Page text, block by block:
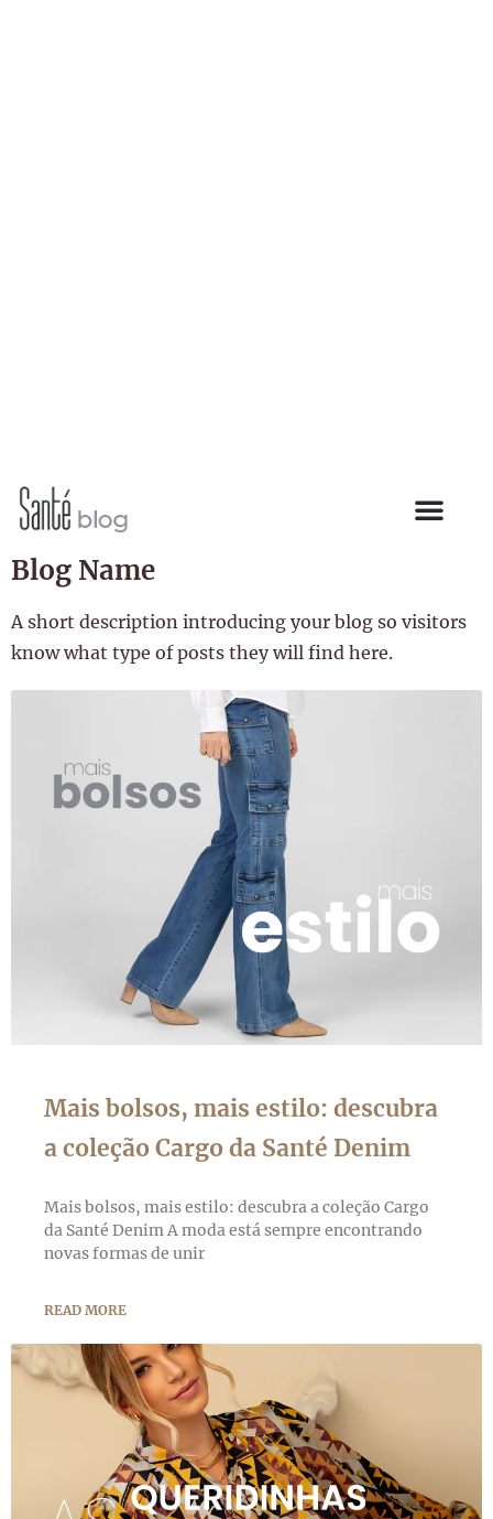
Blog Name
A short description introducing your blog so visitors
know what type of posts they will find here.
Mais bolsos, mais estilo: descubra
a coleção Cargo da Santé Denim
Mais bolsos, mais estilo: descubra a coleção Cargo
da Santé Denim A moda está sempre encontrando
novas formas de unir
READ MORE